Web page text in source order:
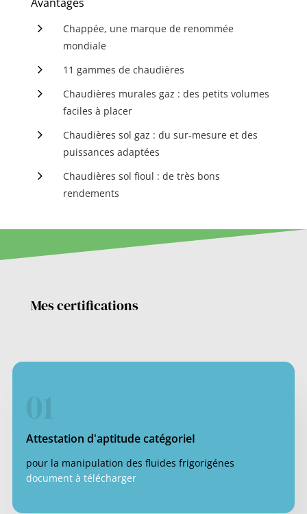
5
Chappée, une marque de renommée
mondiale
5 11 gammes de chaudières
5
Chaudières murales gaz : des petits volumes
faciles à placer
5
Chaudières sol gaz : du sur-mesure et des
puissances adaptées
5
Chaudières sol fioul : de très bons
rendements
Mes certifications
Attestation d'aptitude catégorieI
pour la manipulation des fluides frigorigénes
document à télécharger